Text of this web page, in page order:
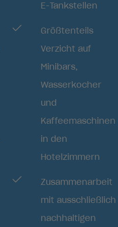
E-Tankstellen
Größtenteils
Verzicht auf
Minibars,
Wasserkocher
und
Kaffeemaschinen
in den
Hotelzimmern
Zusammenarbeit
mit ausschließlich
nachhaltigen